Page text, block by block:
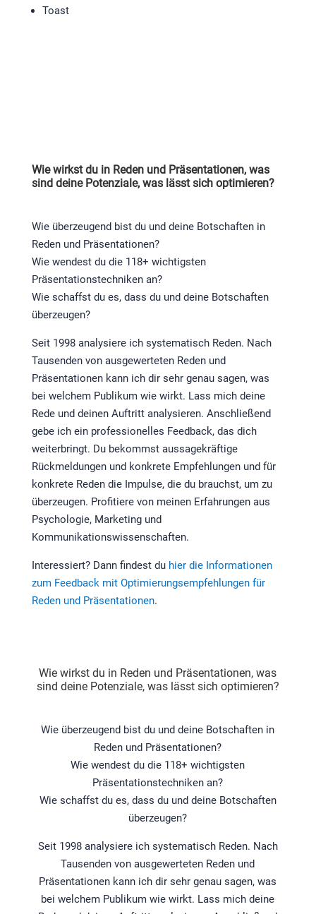
Toast
Wie wirkst du in Reden und Präsentationen, was
sind deine Potenziale, was lässt sich optimieren?
Wie überzeugend bist du und deine Botschaften in
Reden und Präsentationen?
Wie wendest du die 118+ wichtigsten
Präsentationstechniken an?
Wie schaffst du es, dass du und deine Botschaften
überzeugen?
Seit 1998 analysiere ich systematisch Reden. Nach
Tausenden von ausgewerteten Reden und
Präsentationen kann ich dir sehr genau sagen, was
bei welchem Publikum wie wirkt. Lass mich deine
Rede und deinen Auftritt analysieren. Anschließend
gebe ich ein professionelles Feedback, das dich
weiterbringt. Du bekommst aussagekräftige
Rückmeldungen und konkrete Empfehlungen und für
konkrete Reden die Impulse, die du brauchst, um zu
überzeugen. Profitiere von meinen Erfahrungen aus
Psychologie, Marketing und
Kommunikationswissenschaften.
Interessiert? Dann findest du hier die Informationen
zum Feedback mit Optimierungsempfehlungen für
Reden und Präsentationen.
Wie wirkst du in Reden und Präsentationen, was
sind deine Potenziale, was lässt sich optimieren?
Wie überzeugend bist du und deine Botschaften in
Reden und Präsentationen?
Wie wendest du die 118+ wichtigsten
Präsentationstechniken an?
Wie schaffst du es, dass du und deine Botschaften
überzeugen?
Seit 1998 analysiere ich systematisch Reden. Nach
Tausenden von ausgewerteten Reden und
Präsentationen kann ich dir sehr genau sagen, was
bei welchem Publikum wie wirkt. Lass mich deine